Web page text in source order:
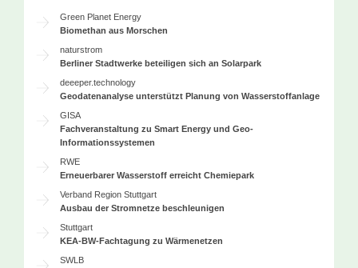
Green Planet Energy
Biomethan aus Morschen
naturstrom
Berliner Stadtwerke beteiligen sich an Solarpark
deeeper.technology
Geodatenanalyse unterstützt Planung von Wasserstoffanlage
GISA
Fachveranstaltung zu Smart Energy und Geo-
Informationssystemen
RWE
Erneuerbarer Wasserstoff erreicht Chemiepark
Verband Region Stuttgart
Ausbau der Stromnetze beschleunigen
Stuttgart
KEA-BW-Fachtagung zu Wärmenetzen
SWLB